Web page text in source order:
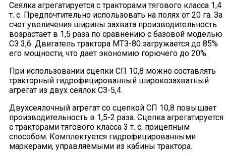
Сеялка агрегатируется с тракторами тягового класса 1,4
т. с. Предпочтительно использовать на полях от 20 га. За
счет увеличения ширины захвата производительность
возрастает в 1,5 раза по сравнению с базовой моделью
СЗ 3,6. Двигатель трактора МТЗ-80 загружается до 85%
его мощности, что дает экономию горючего до 20%.
При использовании сцепки СП 10,8 можно составлять
тракторный гидрофицированный широкозахватный
агрегат из двух сеялок СЗ-5,4.
Двухсеялочный агрегат со сцепкой СП 10,8 повышает
производительность в 1,5-2 раза. Сцепка агрегатируется
с тракторами тягового класса 3 т. с. прицепным
способом. Комплектуется гидрофицированными
маркерами, управляемыми из кабины трактора.